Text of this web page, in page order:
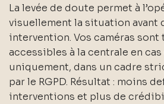
La levée de doute permet à
visuellement la situation avant
intervention. Vos caméras
accessibles à la centrale en cas
uniquement, dans un cadre
par le RGPD. Résultat : moins
interventions et plus de